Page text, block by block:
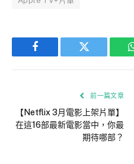
Facebook Twitter
前一篇文章
【Netflix 3月電影上架片單】
在這16部最新電影當中，你最
期待哪部？